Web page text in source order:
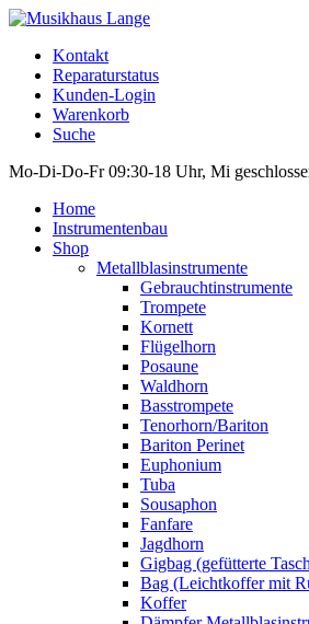
Kontakt
Reparaturstatus
Kunden-Login
Warenkorb
Suche
Mo-Di-Do-Fr 09:30-18 Uhr, Mi
Home
Instrumentenbau
Shop
Metallblasinstrumente
Gebrauchtinstrumente
Trompete
Kornett
Flügelhorn
Posaune
Waldhorn
Basstrompete
Tenorhorn/Bariton
Bariton Perinet
Euphonium
Tuba
Sousaphon
Fanfare
Jagdhorn
Gigbag (gefütterte
Bag (Leichtkoffer mit
Koffer